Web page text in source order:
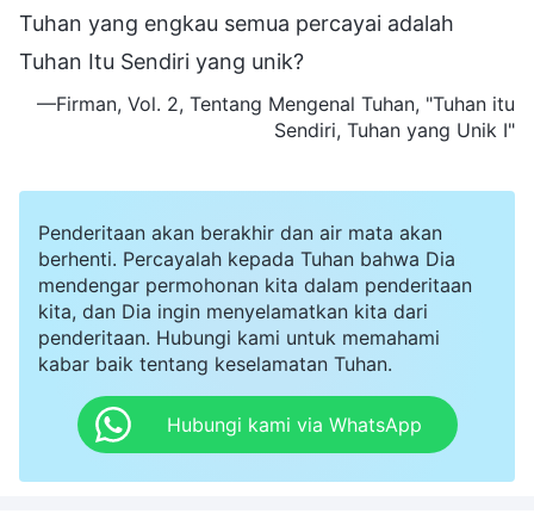
Tuhan yang engkau semua percayai adalah
Tuhan Itu Sendiri yang unik?
—Firman, Vol. 2, Tentang Mengenal Tuhan, "Tuhan itu
Sendiri, Tuhan yang Unik I"
Penderitaan akan berakhir dan air mata akan
berhenti. Percayalah kepada Tuhan bahwa Dia
mendengar permohonan kita dalam penderitaan
kita, dan Dia ingin menyelamatkan kita dari
penderitaan. Hubungi kami untuk memahami
kabar baik tentang keselamatan Tuhan.
Hubungi kami via WhatsApp